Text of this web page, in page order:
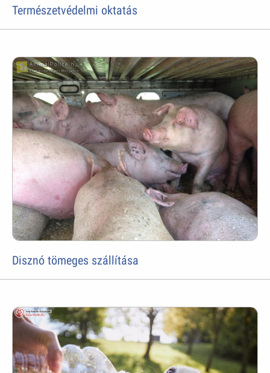
Természetvédelmi oktatás
Disznó tömeges szállítása